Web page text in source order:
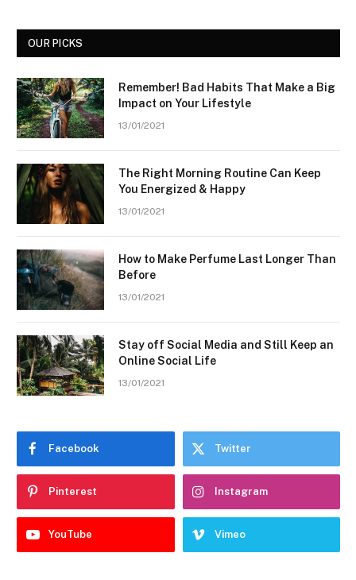
OUR PICKS
Remember! Bad Habits That Make a Big
Impact on Your Lifestyle
13/01/2021
The Right Morning Routine Can Keep
You Energized & Happy
13/01/2021
How to Make Perfume Last Longer Than
Before
13/01/2021
Stay off Social Media and Still Keep an
Online Social Life
13/01/2021
Facebook Twitter
Pinterest Instagram
YouTube Vimeo